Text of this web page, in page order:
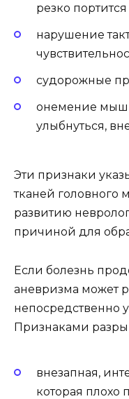
резко
нарушение
судорожные
онемение
улыбнуться,
Эти признаки
тканей головного
развитию
причиной для
Если болезнь
аневризма может
непосредственно
Признаками
внезапная,
которая плохо